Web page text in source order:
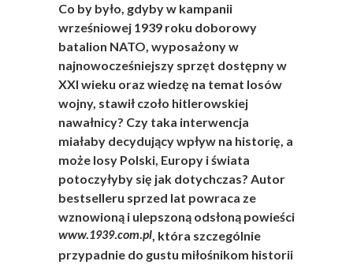
Co by było, gdyby w kampanii
wrześniowej 1939 roku doborowy
batalion NATO, wyposażony w
najnowocześniejszy sprzęt dostępny w
XXI wieku oraz wiedzę na temat losów
wojny, stawił czoło hitlerowskiej
nawałnicy? Czy taka interwencja
miałaby decydujący wpływ na historię, a
może losy Polski, Europy i świata
potoczyłyby się jak dotychczas? Autor
bestselleru sprzed lat powraca ze
wznowioną i ulepszoną odsłoną powieści
www.1939.com.pl, która szczególnie
przypadnie do gustu miłośnikom historii